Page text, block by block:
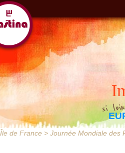
BOSNIE ET HERZÉGOVINE
Île de France> Journée Mondiale des